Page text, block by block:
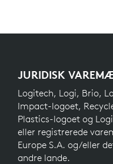
JURIDISK
Logitech, Logi, Brio,
Impact-logoet,
Plastics-logoet og
eller registrerede
Europe S.A. og/eller
andre lande.